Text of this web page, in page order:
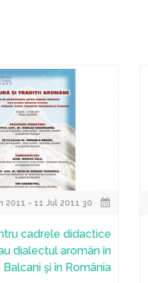
cadrele didactice
dialectul aromân în
Balcani şi în România